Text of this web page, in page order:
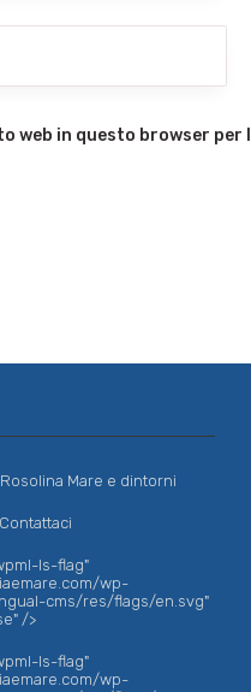
web in questo browser
Rosolina Mare e dintorni
Contattaci
ls-flag"
wp-
cms/res/flags/en.svg"
/>
ls-flag"
wp-